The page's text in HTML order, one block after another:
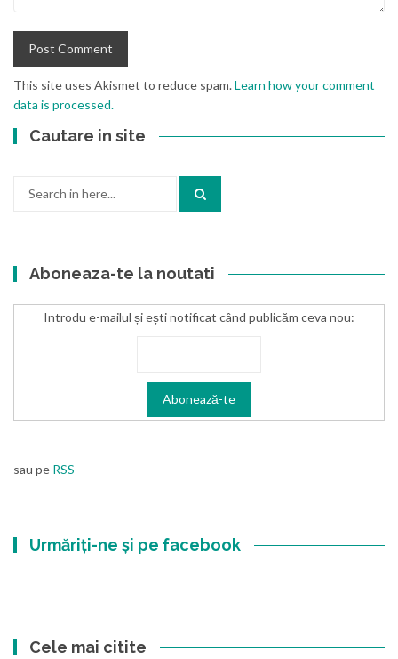
This site uses Akismet to reduce spam.Learn how your comment
data is processed.
Cautare in site
Aboneaza-te la noutati
Introdu e-mailul și ești notificat când publicăm ceva nou:
sau pe RSS
Urmăriți-ne și pe facebook
Cele mai citite